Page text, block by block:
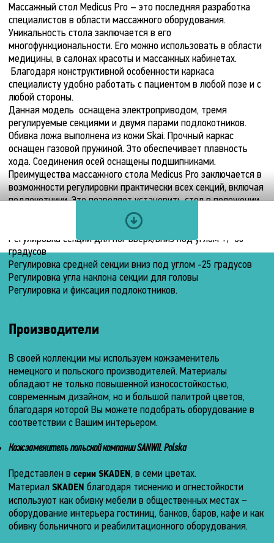
Массажный стол Medicus Pro – это последняя разработка
специалистов в области массажного оборудования.
Уникальность стола заключается в его
многофункциональности. Его можно использовать в области
медицины, в салонах красоты и массажных кабинетах.
Благодаря конструктивной особенности каркаса
специалисту удобно работать с пациентом в любой позе и с
любой стороны.
Данная модель оснащена электроприводом, тремя
регулируемые секциями и двумя парами подлокотников.
Обивка ложа выполнена из кожи Skai. Прочный каркас
оснащен газовой пружиной. Это обеспечивает плавность
хода. Соединения осей оснащены подшипниками.
Преимущества массажного стола Medicus Pro заключается в
возможности регулировки практически всех секций, включая
подлокотники. Это позволяет установить стол в положении
«домиком» и по Трентеленбергу
Регулировка высоты от 50 до 90 см
Регулировка секции для ног вверх/вниз под углом +/-30
градусов
Регулировка средней секции вниз под углом -25 градусов
Регулировка угла наклона секции для головы
Регулировка и фиксация подлокотников.
Производители
В своей коллекции мы используем кожзаменитель
немецкого и польского производителей. Материалы
обладают не только повышенной износостойкостью,
современным дизайном, но и большой палитрой цветов,
благодаря которой Вы можете подобрать оборудование в
соответствии с Вашим интерьером.
Кожзаменитель польской компании SANWIL Polska
Представлен в серии SKADEN, в семи цветах.
Материал SKADEN благодаря тиснению и огнестойкости
используют как обивку мебели в общественных местах −
оборудование интерьера гостиниц, банков, баров, кафе и как
обивку больничного и реабилитационного оборудования.
Технические
характеристики
МАССАЖНЫЙ
СТОЛ
MEDICUS
PRO
Мультимедия
Пульт
управления
Педаль
Размеры
упаковки
210
см.
Ширина
70
см.
Размеры
ложа
Длина
203
Ширина
см.
Высота
Конструктивные
особенности
Тип
конструкции
Стационарная
Количество
секций
Регулировка
высоты
ложа
50
–
Способ
высоты
ложа
Электродвигателем
Способ
регулировки
наклона
Отверстие
для
лица
Есть,
заглушка
Электродвигатель
Количество
двигателей
1
шт.
Скорость
подъёма
Время
подъёма
25
сек.
Размеры
(в
сложенном
состоянии)
Длина
0
см.
Ширина
см.
Высота
0
см.